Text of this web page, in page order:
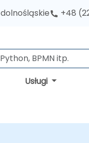
dolnośląskie +48
Usługi